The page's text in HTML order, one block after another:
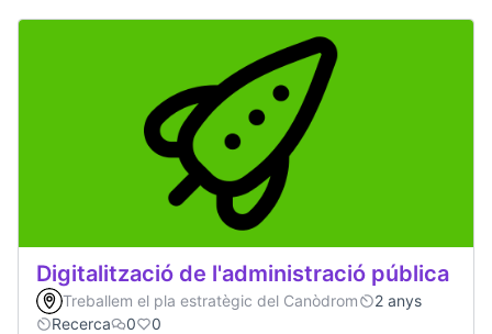
Digitalització de l'administració pública
Treballem el pla estratègic del Canòdrom
2 anys
Recerca
0 0